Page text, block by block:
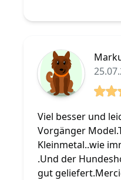
Viel besser und
Vorgänger
Kleinmetal..wie
.Und der
gut